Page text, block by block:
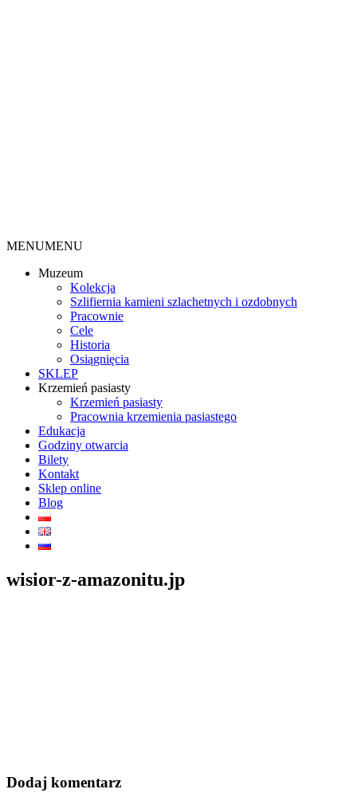
MENUMENU
Muzeum
Kolekcja
Szlifiernia kamieni szlachetnych i ozdobnych
Pracownie
Cele
Historia
Osiągnięcia
SKLEP
Krzemień pasiasty
Krzemień pasiasty
Pracownia krzemienia pasiastego
Edukacja
Godziny otwarcia
Bilety
Kontakt
Sklep online
Blog
wisior-z-amazonitu.jp
Dodaj komentarz